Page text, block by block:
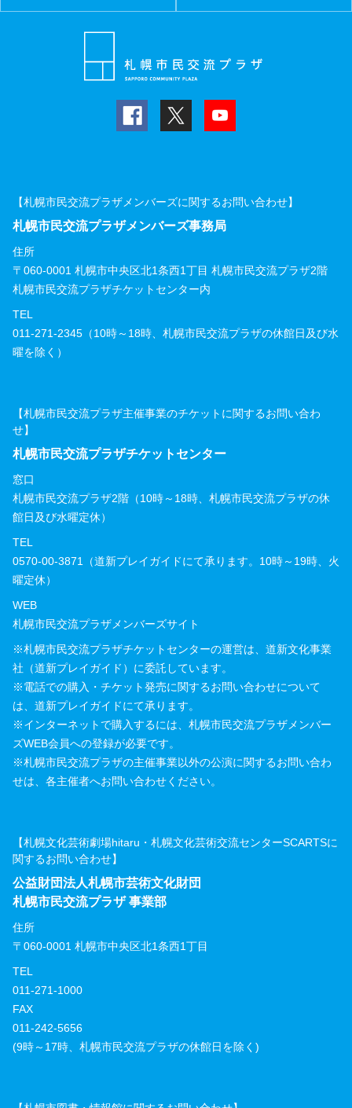
【札幌市民交流プラザメンバーズに関するお問い合わせ】
札幌市民交流プラザメンバーズ事務局
住所
〒060-0001 札幌市中央区北1条西1丁目 札幌市民交流プラザ2階
札幌市民交流プラザチケットセンター内
TEL
011-271-2345（10時～18時、札幌市民交流プラザの休館日及び水
曜を除く）
【札幌市民交流プラザ主催事業のチケットに関するお問い合わ
せ】
札幌市民交流プラザチケットセンター
窓口
札幌市民交流プラザ2階（10時～18時、札幌市民交流プラザの休
館日及び水曜定休）
TEL
0570-00-3871（道新プレイガイドにて承ります。10時～19時、火
曜定休）
WEB
札幌市民交流プラザメンバーズサイト
※札幌市民交流プラザチケットセンターの運営は、道新文化事業
社（道新プレイガイド）に委託しています。
※電話での購入・チケット発売に関するお問い合わせについて
は、道新プレイガイドにて承ります。
※インターネットで購入するには、札幌市民交流プラザメンバー
ズWEB会員への登録が必要です。
※札幌市民交流プラザの主催事業以外の公演に関するお問い合わ
せは、各主催者へお問い合わせください。
【札幌文化芸術劇場hitaru・札幌文化芸術交流センターSCARTSに
関するお問い合わせ】
公益財団法人札幌市芸術文化財団
札幌市民交流プラザ 事業部
住所
〒060-0001 札幌市中央区北1条西1丁目
TEL
011-271-1000
FAX
011-242-5656
(9時～17時、札幌市民交流プラザの休館日を除く)